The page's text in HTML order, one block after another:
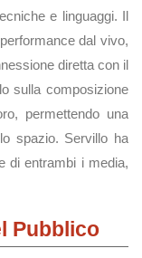
e linguaggi. Il
dal vivo,
diretta con il
sulla composizione
permettendo una
spazio. Servillo ha
di entrambi i media,
Pubblico